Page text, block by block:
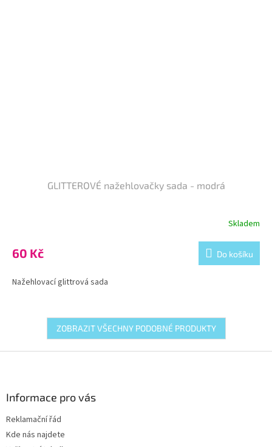
GLITTEROVÉ nažehlovačky sada - modrá
Skladem
60 Kč Do košíku
Nažehlovací glittrová sada
ZOBRAZIT VŠECHNY PODOBNÉ PRODUKTY
Informace pro vás
Reklamační řád
Kde nás najdete